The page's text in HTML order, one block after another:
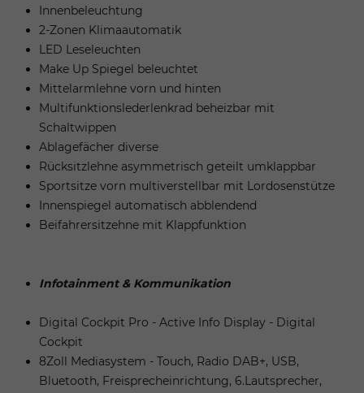
Innenbeleuchtung
2-Zonen Klimaautomatik
LED Leseleuchten
Make Up Spiegel beleuchtet
Mittelarmlehne vorn und hinten
Multifunktionslederlenkrad beheizbar mit
Schaltwippen
Ablagefächer diverse
Rücksitzlehne asymmetrisch geteilt umklappbar
Sportsitze vorn multiverstellbar mit Lordosenstütze
Innenspiegel automatisch abblendend
Beifahrersitzehne mit Klappfunktion
Infotainment & Kommunikation
Digital Cockpit Pro - Active Info Display - Digital
Cockpit
8Zoll Mediasystem - Touch, Radio DAB+, USB,
Bluetooth, Freisprecheinrichtung, 6.Lautsprecher,